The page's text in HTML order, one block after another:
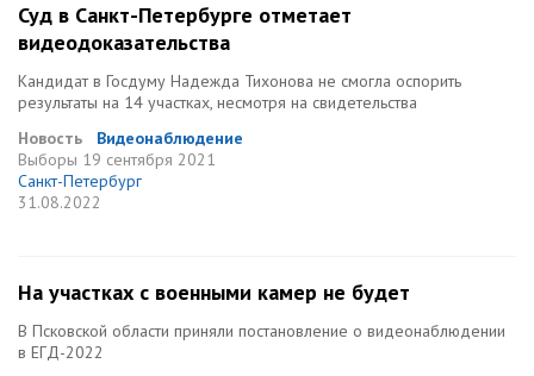
Суд в Санкт-Петербурге отметает
видеодоказательства
Кандидат в Госдуму Надежда Тихонова не смогла оспорить
результаты на 14 участках, несмотря на свидетельства
Новость
Видеонаблюдение
Выборы 19 сентября 2021
Санкт-Петербург
31.08.2022
На участках с военными камер не будет
В Псковской области приняли постановление о видеонаблюдении
в ЕГД-2022